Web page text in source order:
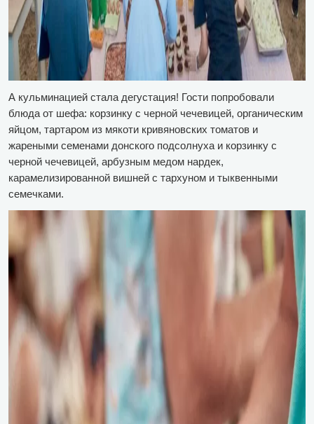
А кульминацией стала дегустация! Гости попробовали
блюда от шефа: корзинку с черной чечевицей, органическим
яйцом, тартаром из мякоти кривяновских томатов и
жареными семенами донского подсолнуха и корзинку с
черной чечевицей, арбузным медом нардек,
карамелизированной вишней с тархуном и тыквенными
семечками.